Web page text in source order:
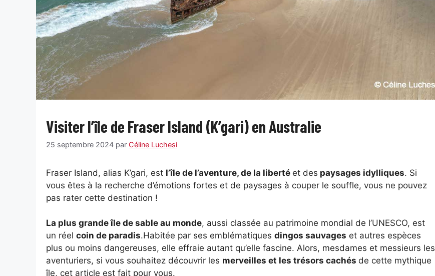
Visiter l’île de Fraser Island (K’gari) en Australie
25 septembre 2024 par Céline Luchesi
Fraser Island, alias K’gari, est l’île de l’aventure, de la liberté et des paysages idylliques. Si
vous êtes à la recherche d’émotions fortes et de paysages à couper le souffle, vous ne pouvez
pas rater cette destination !
La plus grande île de sable au monde, aussi classée au patrimoine mondial de l’UNESCO, est
un réel coin de paradis.Habitée par ses emblématiques dingos sauvages et autres espèces
plus ou moins dangereuses, elle effraie autant qu’elle fascine. Alors, mesdames et messieurs les
aventuriers, si vous souhaitez découvrir les merveilles et les trésors cachés de cette mythique
île, cet article est fait pour vous.